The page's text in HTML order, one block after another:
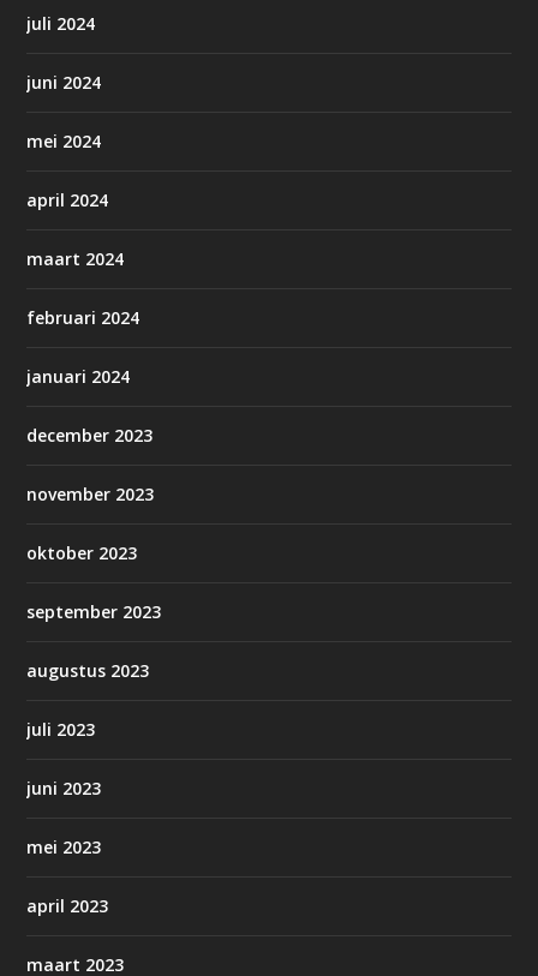
juli 2024
juni 2024
mei 2024
april 2024
maart 2024
februari 2024
januari 2024
december 2023
november 2023
oktober 2023
september 2023
augustus 2023
juli 2023
juni 2023
mei 2023
april 2023
maart 2023